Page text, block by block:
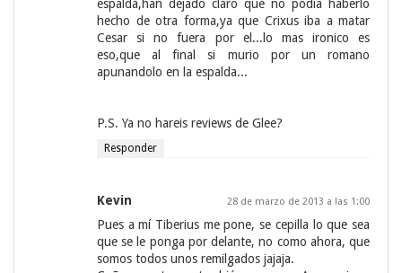
espalda,han dejado claro que no podia haberlo
hecho de otra forma,ya que Crixus iba a matar
Cesar si no fuera por el...lo mas ironico es
eso,que al final si murio por un romano
apunandolo en la espalda...
P.S. Ya no hareis reviews de Glee?
Responder
Kevin 28 de marzo de 2013 a las 1:00
Pues a mí Tiberius me pone, se cepilla lo que sea
que se le ponga por delante, no como ahora, que
somos todos unos remilgados jajaja.